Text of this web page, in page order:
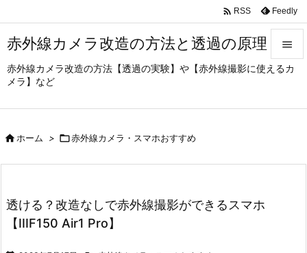
赤外線カメラ改造の方法と透過の原理
赤外線カメラ改造の方法【透過の実験】や【赤外線撮影に使えるカ
メラ】など



 RSS Feedly
ホーム > 赤外線カメラ・スマホおすすめ
透ける？改造なしで赤外線撮影ができるスマホ
【IIIF150 Air1 Pro】